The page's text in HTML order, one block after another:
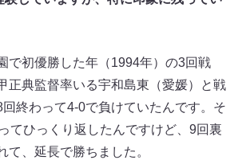
で初優勝した年（1994年）の3回戦
正典監督率いる宇和島東（愛媛）と戦
終わって4-0で負けていたんです。そ
てひっくり返したんですけど、9回裏
て、延長で勝ちました。